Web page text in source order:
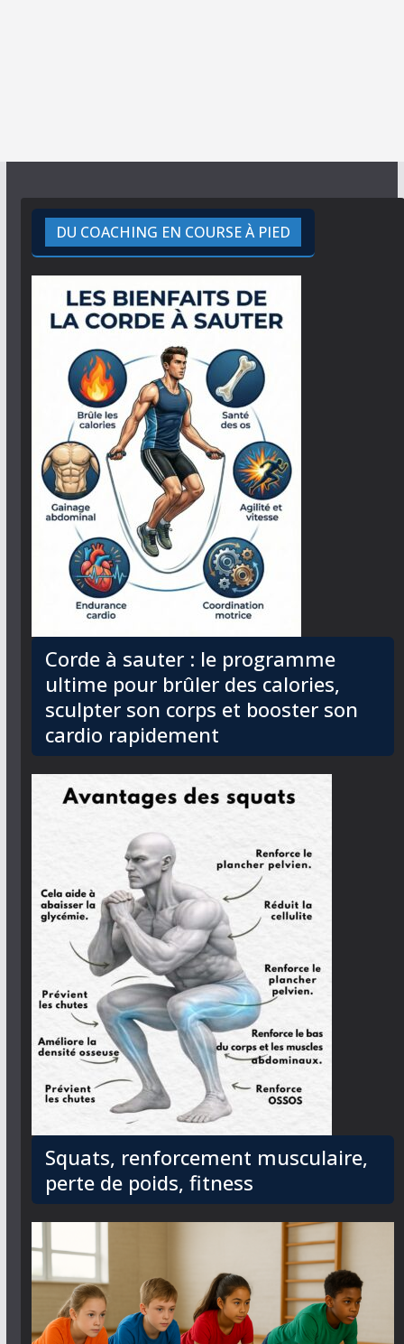
DU COACHING EN COURSE À PIED
Corde à sauter : le programme
ultime pour brûler des calories,
sculpter son corps et booster son
cardio rapidement
Squats, renforcement musculaire,
perte de poids, fitness